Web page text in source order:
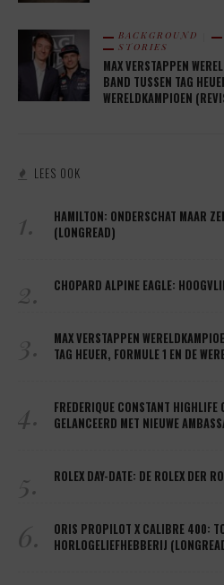
BACKGROUND
STORIES
MAX VERSTAPPEN
BAND TUSSEN TAG
WERELDKAMPIOEN
LEES OOK
1.
HAMILTON: ONDERSCHAT MAAR
(LONGREAD)
2. CHOPARD ALPINE EAGLE:
3.
MAX VERSTAPPEN
TAG HEUER, FORMULE 1 EN DE
4.
FREDERIQUE CONSTANT
GELANCEERD MET NIEUWE
5. ROLEX DAY-DATE: DE ROLEX DER
6.
ORIS PROPILOT X CALIBRE 400:
HORLOGELIEFHEBBERIJ